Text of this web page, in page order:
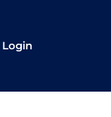
Login